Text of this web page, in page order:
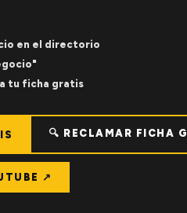
en el directorio
tu ficha gratis
🔍 RECLAMAR FICHA
↗